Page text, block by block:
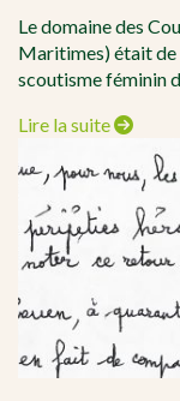
Le domaine des
Maritimes) était de
scoutisme féminin
Lire la suite